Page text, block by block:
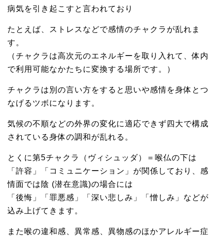
病気を引き起こすと言われており
たとえば、ストレスなどで感情のチャクラが乱れま
す。
（チャクラは高次元のエネルギーを取り入れて、体内
で利用可能なかたちに変換する場所です。）
チャクラは別の言い方をすると思いや感情を身体とつ
なげるツボになります。
気候の不順などの外界の変化に適応できず四大で構成
されている身体の調和が乱れる。
とくに第5チャクラ（ヴィシュッダ）＝喉仏の下は
「許容」「コミュニケーション」が関係しており、感
情面では陰 (潜在意識)の場合には
「後悔」「罪悪感」「深い悲しみ」「憎しみ」などが
込み上げてきます。
また喉の違和感、異常感、異物感のほかアレルギー症